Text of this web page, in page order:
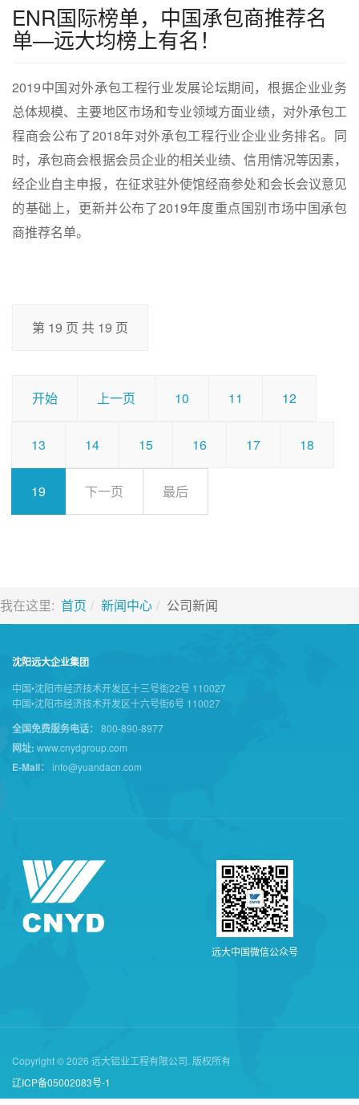
ENR国际榜单，中国承包商推荐名
单—远大均榜上有名！
2019中国对外承包工程行业发展论坛期间，根据企业业务
总体规模、主要地区市场和专业领域方面业绩，对外承包工
程商会公布了2018年对外承包工程行业企业业务排名。同
时，承包商会根据会员企业的相关业绩、信用情况等因素，
经企业自主申报，在征求驻外使馆经商参处和会长会议意见
的基础上，更新并公布了2019年度重点国别市场中国承包
商推荐名单。
第 19 页 共 19 页
开始 上一页 10 11 12
13 14 15 16 17 18
19 下一页 最后
我在这里: 首页 新闻中心 公司新闻
沈阳远大企业集团
中国•沈阳市经济技术开发区十三号街22号 110027
中国•沈阳市经济技术开发区十六号街6号 110027
全国免费服务电话： 800-890-8977
网址: www.cnydgroup.com
E-Mail： info@yuandacn.com
远大中 国微信公众号
Copyright © 2026 远大铝业工程有限公司. 版权所有
辽ICP备05002083号-1